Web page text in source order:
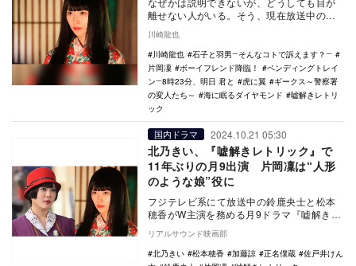
離せない人がいる。そう、現在放送中の
演中で、鈴鹿央…
川崎龍也
川崎龍也
石子と羽男―そんなコトで訴えます？―
片岡凜
ボーイフレンド降臨！
ペンディングトレイ
ン―8時23分、明日 君と
虎に翼
ギークス～警察署
の変人たち～
海に眠るダイヤモンド
嘘解きレトリ
ック
国内ドラマ 2024.10.21 05:30
北乃きい、『嘘解きレトリック』で
11年ぶりの月9出演 片岡凜は“人形
のような娘”役に
フジテレビ系にて放送中の鈴鹿央士と松本
穂香がW主演を務める月9ドラマ『嘘解きレ
トリック』の第4話、第5話のゲストとし
て、北乃きい…
リアルサウンド映画部
北乃きい
松本穂香 加藤諒 正名僕蔵
佐戸井けん